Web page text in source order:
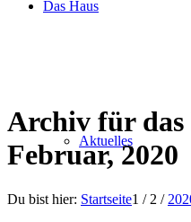
Das Haus
Aktuelles
Archiv für
Februar, 2020
Du bist hier: Startseite1 / 2 /